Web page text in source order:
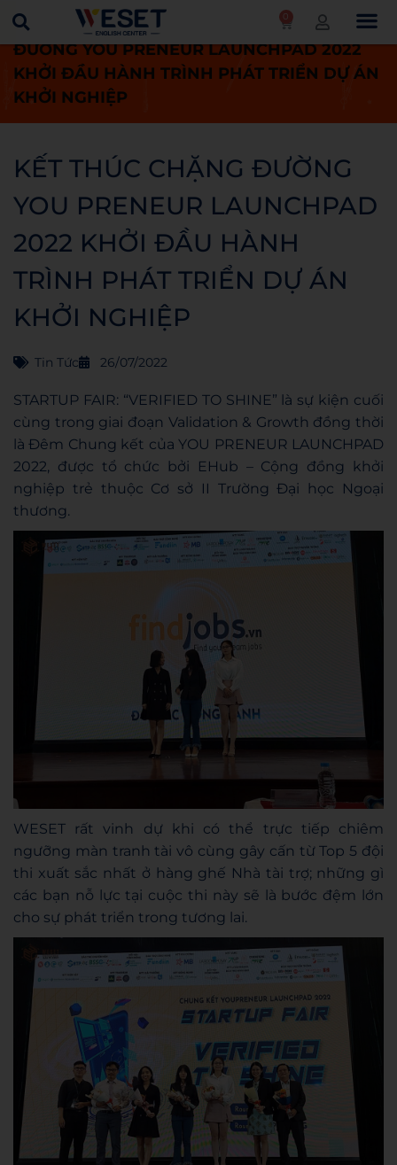
0
Trang chủ Tin tức
KẾT THÚC CHẶNG
ĐƯỜNG YOU PRENEUR LAUNCHPAD 2022
KHỞI ĐẦU HÀNH TRÌNH PHÁT TRIỂN DỰ ÁN
KHỞI NGHIỆP
KẾT THÚC CHẶNG ĐƯỜNG
YOU PRENEUR LAUNCHPAD
2022 KHỞI ĐẦU HÀNH
TRÌNH PHÁT TRIỂN DỰ ÁN
KHỞI NGHIỆP
Tin Tức 26/07/2022
STARTUP FAIR: “VERIFIED TO SHINE” là sự kiện cuối
cùng trong giai đoạn Validation & Growth đồng thời
là Đêm Chung kết của YOU PRENEUR LAUNCHPAD
2022, được tổ chức bởi EHub – Cộng đồng khởi
nghiệp trẻ thuộc Cơ sở II Trường Đại học Ngoại
thương.
WESET rất vinh dự khi có thể trực tiếp chiêm
ngưỡng màn tranh tài vô cùng gây cấn từ Top 5 đội
thi xuất sắc nhất ở hàng ghế Nhà tài trợ; những gì
các bạn nỗ lực tại cuộc thi này sẽ là bước đệm lớn
cho sự phát triển trong tương lai.